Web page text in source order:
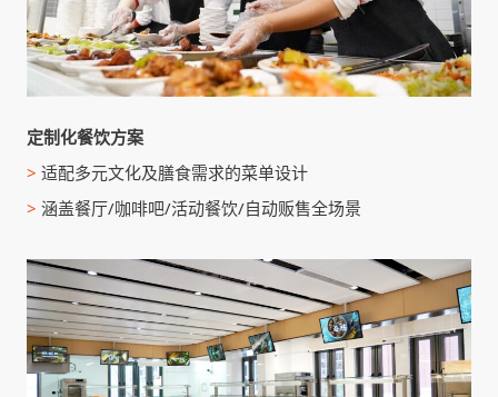
定制化餐饮方案
> 适配多元文化及膳食需求的菜单设计
> 涵盖餐厅/咖啡吧/活动餐饮/自动贩售全场景